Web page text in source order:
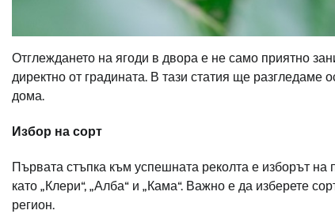
Отглеждането на ягоди в двора е не само приятно
директно от градината. В тази статия ще разгледаме
дома.
Избор на сорт
Първата стъпка към успешната реколта е изборът
като „Клери“, „Алба“ и „Кама“. Важно е да изберете
регион.